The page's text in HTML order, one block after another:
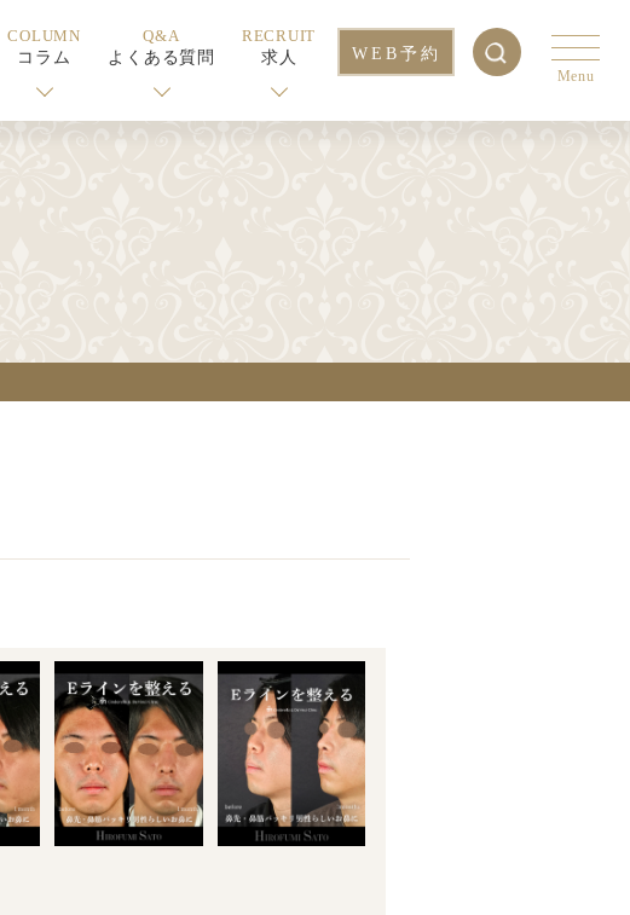
COLUMN
コラム
Q&A
よくある質問
RECRUIT
求人
WEB予約
Menu